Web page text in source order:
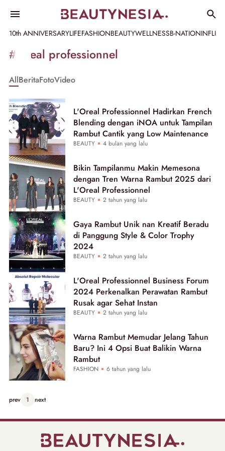
10th ANNIVERSARYLIFEFASHIONBEAUTYWELLNESSB-NATION
Informasi
[GET_DATA_TITLE]
Beautynesia
#loreal professionnel
AllBeritaFotoVideo
L'Oreal Professionnel Hadirkan French
Blending dengan iNOA untuk Tampilan
Rambut Cantik yang Low Maintenance
BEAUTY 4 bulan yang lalu
Bikin Tampilanmu Makin Memesona
dengan Tren Warna Rambut 2025 dari
L'Oreal Professionnel
BEAUTY 2 tahun yang lalu
Gaya Rambut Unik nan Kreatif Beradu
di Panggung Style & Color Trophy
2024
BEAUTY 2 tahun yang lalu
L'Oreal Professionnel Business Forum
2024 Perkenalkan Perawatan Rambut
Rusak agar Sehat Instan
BEAUTY 2 tahun yang lalu
Warna Rambut Memudar Jelang Tahun
Baru? Ini 4 Opsi Buat Balikin Warna
Rambut
FASHION 6 tahun yang lalu
prev 1 next